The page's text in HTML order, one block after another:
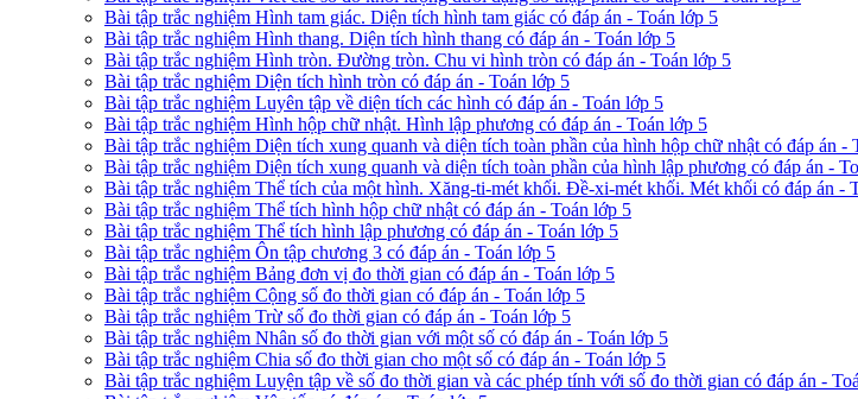
Bài tập trắc nghiệm Hình tam giác. Diện tích hình tam giác có đáp án - Toán lớp 5
Bài tập trắc nghiệm Hình thang. Diện tích hình thang có đáp án - Toán lớp 5
Bài tập trắc nghiệm Hình tròn. Đường tròn. Chu vi hình tròn có đáp án - Toán lớp 5
Bài tập trắc nghiệm Diện tích hình tròn có đáp án - Toán lớp 5
Bài tập trắc nghiệm Luyên tập về diện tích các hình có đáp án - Toán lớp 5
Bài tập trắc nghiệm Hình hộp chữ nhật. Hình lập phương có đáp án - Toán lớp 5
Bài tập trắc nghiệm Diện tích xung quanh và diện tích toàn phần của hình hộp chữ nhật có đáp án -
Bài tập trắc nghiệm Diện tích xung quanh và diện tích toàn phần của hình lập phương có đáp án -
Bài tập trắc nghiệm Thể tích của một hình. Xăng-ti-mét khối. Đề-xi-mét khối. Mét khối có đáp án -
Bài tập trắc nghiệm Thể tích hình hộp chữ nhật có đáp án - Toán lớp 5
Bài tập trắc nghiệm Thể tích hình lập phương có đáp án - Toán lớp 5
Bài tập trắc nghiệm Ôn tập chương 3 có đáp án - Toán lớp 5
Bài tập trắc nghiệm Bảng đơn vị đo thời gian có đáp án - Toán lớp 5
Bài tập trắc nghiệm Cộng số đo thời gian có đáp án - Toán lớp 5
Bài tập trắc nghiệm Trừ số đo thời gian có đáp án - Toán lớp 5
Bài tập trắc nghiệm Nhân số đo thời gian với một số có đáp án - Toán lớp 5
Bài tập trắc nghiệm Chia số đo thời gian cho một số có đáp án - Toán lớp 5
Bài tập trắc nghiệm Luyện tập về số đo thời gian và các phép tính với số đo thời gian có đáp án -